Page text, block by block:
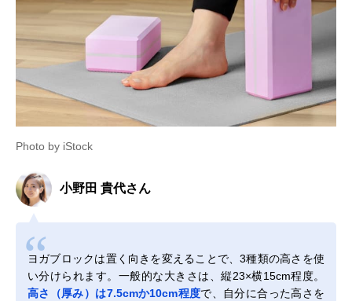
Photo by iStock
小野田 貴代さん
ヨガブロックは置く向きを変えることで、3種類の高さを使
い分けられます。一般的な大きさは、縦23×横15cm程度。
高さ（厚み）は7.5cmか10cm程度で、自分に合った高さを